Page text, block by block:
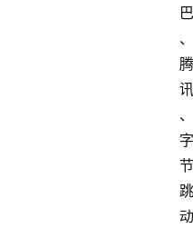
巴
、
腾
讯
、
字
节
跳
动